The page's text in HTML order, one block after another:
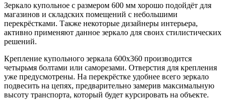
Зеркало купольное с размером 600 мм хорошо подойдёт для
магазинов и складских помещений с небольшими
перекрёстками. Также некоторые дизайнеры интерьера,
активно применяют данное зеркало для своих стилистических
решений.
Крепление купольного зеркала 600х360 производится
четырьмя болтами или саморезами. Отверстия для крепления
уже предусмотрены. На перекрёстке удобнее всего зеркало
подвесить на цепях, предварительно замерив максимальную
высоту транспорта, который будет курсировать на объекте.